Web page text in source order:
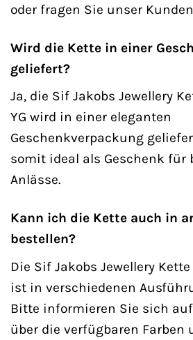
oder fragen Sie unser
Wird die Kette in einer
geliefert?
Ja, die Sif Jakobs Jewellery
YG wird in einer eleganten
Geschenkverpackung
somit ideal als Geschenk für
Anlässe.
Kann ich die Kette auch in
bestellen?
Die Sif Jakobs Jewellery Kette
ist in verschiedenen
Bitte informieren Sie sich
über die verfügbaren Farben